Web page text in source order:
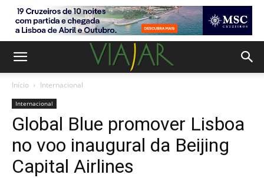
Início Internacional
Internacional
Global Blue promover Lisboa
no voo inaugural da Beijing
Capital Airlines